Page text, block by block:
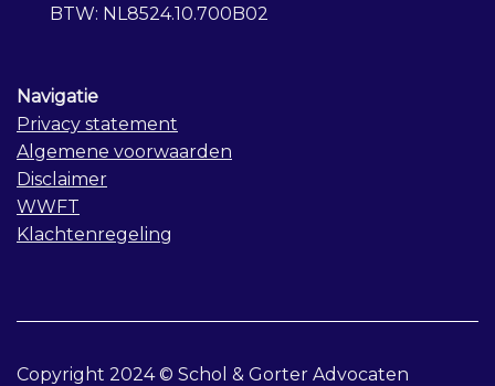
BTW: NL8524.10.700B02
Navigatie
Privacy statement
Algemene voorwaarden
Disclaimer
WWFT
Klachtenregeling
Copyright 2024 © Schol & Gorter Advocaten